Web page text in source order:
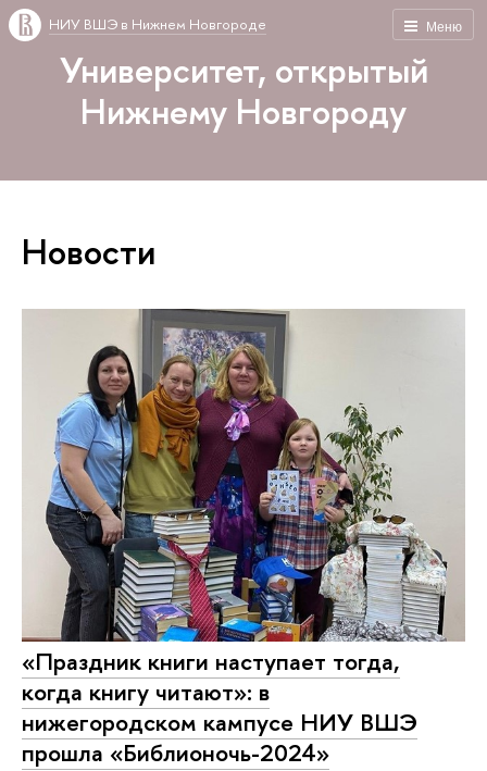
Меню
НИУ ВШЭ в Нижнем Новгороде
Университет, открытый
Нижнему Новгороду
Новости
«Праздник книги наступает тогда,
когда книгу читают»: в
нижегородском кампусе НИУ ВШЭ
прошла «Библионочь-2024»